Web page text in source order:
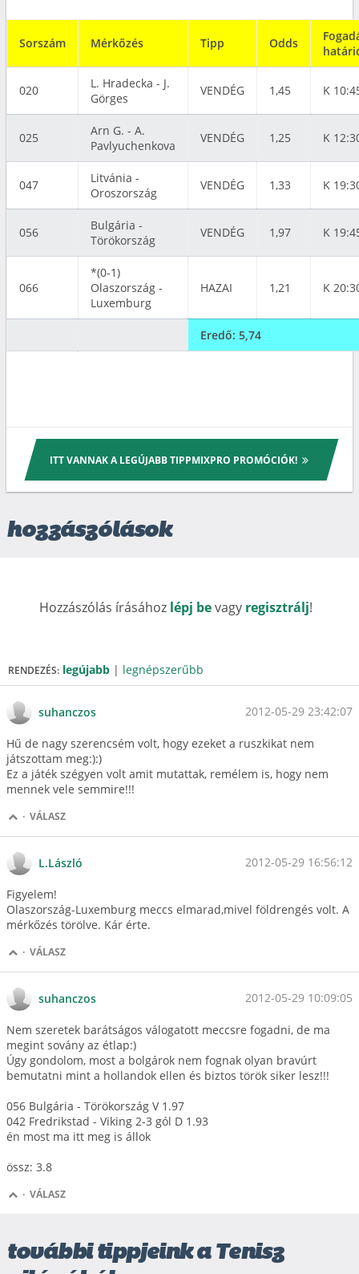
Sorszám Mérkőzés Tipp Odds
020
L. Hradecka - J.
Görges
VENDÉG 1,45 K
025
Arn G. - A.
Pavlyuchenkova
VENDÉG 1,25 K
047
Litvánia -
Oroszország
VENDÉG 1,33 K
056
Bulgária -
Törökország
VENDÉG 1,97 K
066
*(0-1)
Olaszország -
Luxemburg
HAZAI 1,21 K
Eredő: 5,74
ITT VANNAK A LEGÚJABB TIPPMIXPRO PROMÓCIÓK!
hozzászólások
Hozzászólás írásához lépj bevagy regisztrálj!
RENDEZÉS: legújabb | legnépszerűbb
suhanczos 2012-05-29 23:42:07
Hű de nagy szerencsém volt, hogy ezeket a ruszkikat nem
játszottam meg:):)
Ez a játék szégyen volt amit mutattak, remélem is, hogy nem
mennek vele semmire!!!
· VÁLASZ
L.László 2012-05-29 16:56:12
Figyelem!
Olaszország-Luxemburg meccs elmarad,mivel földrengés volt. A
mérkőzés törölve. Kár érte.
· VÁLASZ
suhanczos 2012-05-29 10:09:05
Nem szeretek barátságos válogatott meccsre fogadni, de ma
megint sovány az étlap:)
Úgy gondolom, most a bolgárok nem fognak olyan bravúrt
bemutatni mint a hollandok ellen és biztos török siker lesz!!!
056 Bulgária - Törökország V 1.97
042 Fredrikstad - Viking 2-3 gól D 1.93
én most ma itt meg is állok
össz: 3.8
· VÁLASZ
további tippjeink a Tenisz